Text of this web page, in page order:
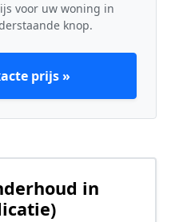
voor uw woning in
knop.
prijs »
in